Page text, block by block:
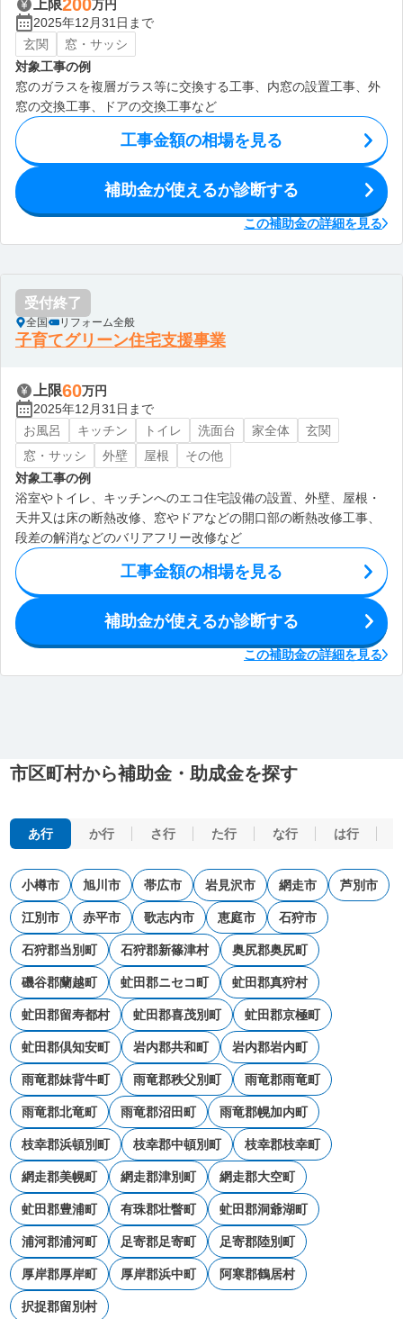
上限200万円
2025年12月31日まで
玄関
窓・サッシ
対象工事の例
窓のガラスを複層ガラス等に交換する工事、内窓の設置工事、外
窓の交換工事、ドアの交換工事など
工事金額の相場を見る
補助金が使えるか診断する
この補助金の詳細を見る
受付終了
全国 リフォーム全般
子育てグリーン住宅支援事業
上限60万円
2025年12月31日まで
お風呂
キッチン トイレ 洗面台 家全体
玄関
窓・サッシ
外壁 屋根
その他
対象工事の例
浴室やトイレ、キッチンへのエコ住宅設備の設置、外壁、屋根・
天井又は床の断熱改修、窓やドアなどの開口部の断熱改修工事、
段差の解消などのバリアフリー改修など
工事金額の相場を見る
補助金が使えるか診断する
この補助金の詳細を見る
市区町村から補助金・助成金を探す
あ行 か行 さ行 た行 な行 は行
小樽市 旭川市 帯広市 岩見沢市 網走市 芦別市
江別市 赤平市 歌志内市 恵庭市 石狩市
石狩郡当別町 石狩郡新篠津村 奥尻郡奥尻町
磯谷郡蘭越町 虻田郡ニセコ町 虻田郡真狩村
虻田郡留寿都村 虻田郡喜茂別町 虻田郡京極町
虻田郡倶知安町 岩内郡共和町 岩内郡岩内町
雨竜郡妹背牛町 雨竜郡秩父別町 雨竜郡雨竜町
雨竜郡北竜町 雨竜郡沼田町 雨竜郡幌加内町
枝幸郡浜頓別町 枝幸郡中頓別町 枝幸郡枝幸町
網走郡美幌町 網走郡津別町 網走郡大空町
虻田郡豊浦町 有珠郡壮瞥町 虻田郡洞爺湖町
浦河郡浦河町 足寄郡足寄町 足寄郡陸別町
厚岸郡厚岸町 厚岸郡浜中町 阿寒郡鶴居村
択捉郡留別村